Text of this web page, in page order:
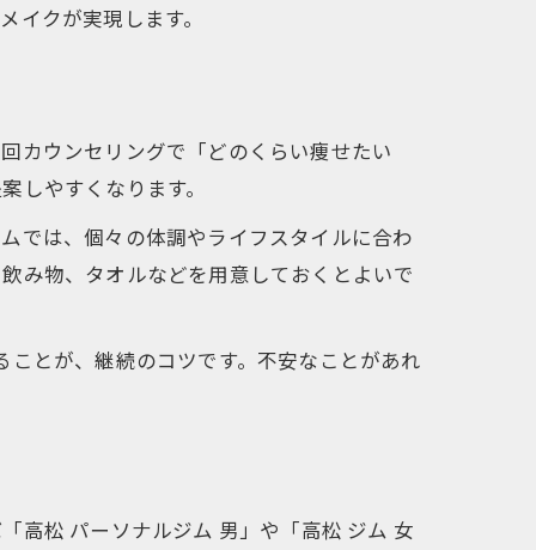
クが実現します。
カウンセリングで「どのくらい痩せたい
しやすくなります。
では、個々の体調やライフスタイルに合わ
み物、タオルなどを用意しておくとよいで
とが、継続のコツです。不安なことがあれ
高松 パーソナルジム 男」や「高松 ジム 女